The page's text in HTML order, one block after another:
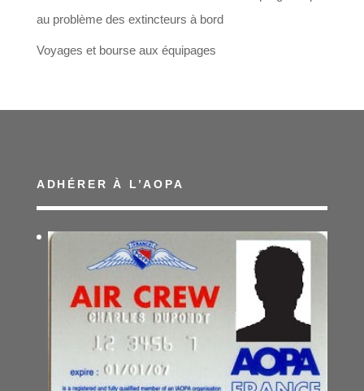
au problème des extincteurs à bord
Voyages et bourse aux équipages
ADHÉRER À L’AOPA